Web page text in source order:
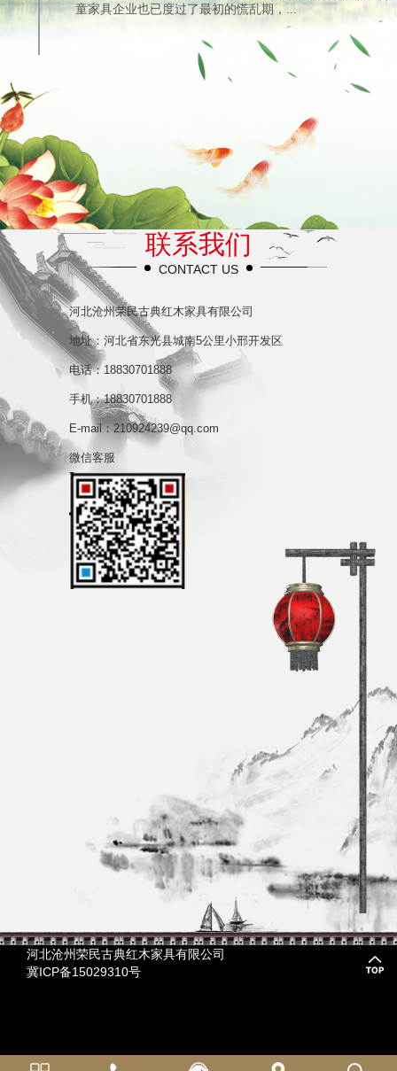
童家具企业也已度过了最初的慌乱期，...
联系我们
CONTACT US
河北沧州荣民古典红木家具有限公司
地址：河北省东光县城南5公里小邢开发区
电话：18830701888
手机：18830701888
E-mail：210924239@qq.com
微信客服
河北沧州荣民古典红木家具有限公司
冀ICP备15029310号